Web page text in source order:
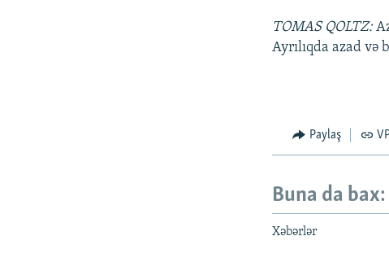
TOMAS QOLTZ:
Ayrılıqda azad və
Paylaş
Buna da bax:
Xəbərlər